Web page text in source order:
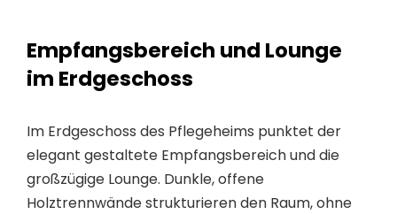
Empfangsbereich und Lounge
im Erdgeschoss
Im Erdgeschoss des Pflegeheims punktet der
elegant gestaltete Empfangsbereich und die
großzügige Lounge. Dunkle, offene
Holztrennwände strukturieren den Raum, ohne